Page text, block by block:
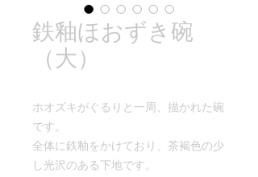
鉄釉ほおずき碗
（大）
ホオズキがぐるりと一周、描かれた碗
です。
全体に鉄釉をかけており、茶褐色の少
し光沢のある下地です。